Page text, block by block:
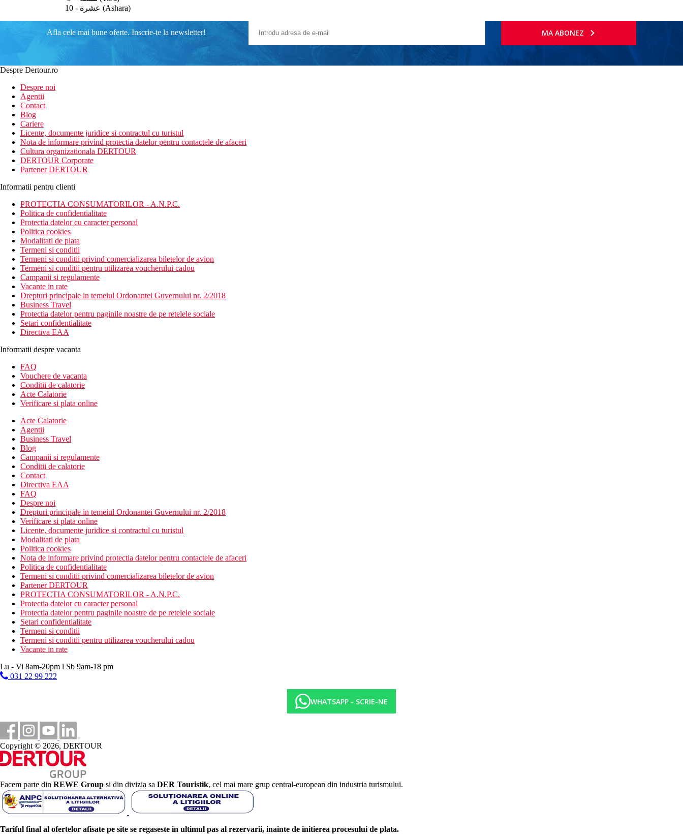
10 - عشرة (Ashara)
Afla cele mai bune oferte. Inscrie-te la newsletter! MA ABONEZ
Despre Dertour.ro
Despre noi
Agentii
Contact
Blog
Cariere
Licente, documente juridice si contractul cu turistul
Nota de informare privind protectia datelor pentru contactele de afaceri
Cultura organizationala DERTOUR
DERTOUR Corporate
Partener DERTOUR
Informatii pentru clienti
PROTECTIA CONSUMATORILOR - A.N.P.C.
Politica de confidentialitate
Protectia datelor cu caracter personal
Politica cookies
Modalitati de plata
Termeni si conditii
Termeni si conditii privind comercializarea biletelor de avion
Termeni si conditii pentru utilizarea voucherului cadou
Campanii si regulamente
Vacante in rate
Drepturi principale in temeiul Ordonantei Guvernului nr. 2/2018
Business Travel
Protectia datelor pentru paginile noastre de pe retelele sociale
Setari confidentialitate
Directiva EAA
Informatii despre vacanta
FAQ
Vouchere de vacanta
Conditii de calatorie
Acte Calatorie
Verificare si plata online
Acte Calatorie
Agentii
Business Travel
Blog
Campanii si regulamente
Conditii de calatorie
Contact
Directiva EAA
FAQ
Despre noi
Drepturi principale in temeiul Ordonantei Guvernului nr. 2/2018
Verificare si plata online
Licente, documente juridice si contractul cu turistul
Modalitati de plata
Politica cookies
Nota de informare privind protectia datelor pentru contactele de afaceri
Politica de confidentialitate
Termeni si conditii privind comercializarea biletelor de avion
Partener DERTOUR
PROTECTIA CONSUMATORILOR - A.N.P.C.
Protectia datelor cu caracter personal
Protectia datelor pentru paginile noastre de pe retelele sociale
Setari confidentialitate
Termeni si conditii
Termeni si conditii pentru utilizarea voucherului cadou
Vacante in rate
Lu - Vi 8am-20pm l Sb 9am-18 pm
031 22 99 222
WHATSAPP - SCRIE-NE
Copyright © 2026, DERTOUR
Facem parte din REWE Group si din divizia sa DER Touristik, cel mai mare grup central-european din industria turismului.
Tariful final al ofertelor afisate pe site se regaseste in ultimul pas al rezervarii, inainte de initierea procesului de plata.